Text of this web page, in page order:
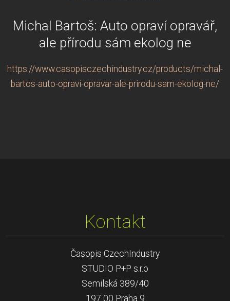
Michal Bartoš: Auto opraví opravář,
ale přírodu sám ekolog ne
https://www.casopisczechindustry.cz/products/michal-
bartos-auto-opravi-opravar-ale-prirodu-sam-ekolog-ne/
Kontakt
Časopis CzechIndustry
STUDIO P+P s.r.o
Semilská 389/40
197 00 Praha 9